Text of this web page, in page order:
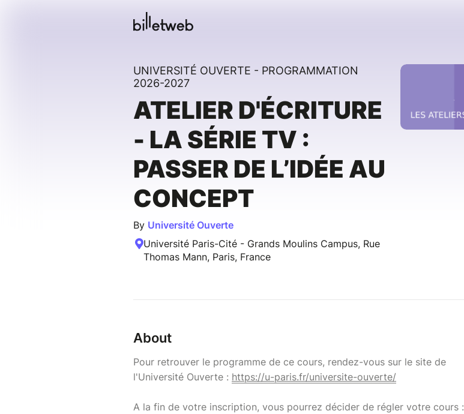
UNIVERSITÉ OUVERTE - PROGRAMMATION
2026-2027
ATELIER D'ÉCRITURE
- LA SÉRIE TV :
PASSER DE L’IDÉE AU
CONCEPT
By Université Ouverte
Université Paris-Cité - Grands Moulins Campus, Rue
Thomas Mann, Paris, France
About
Pour retrouver le programme de ce cours, rendez-vous sur le site de
l'Université Ouverte : https://u-paris.fr/universite-ouverte/
A la fin de votre inscription, vous pourrez décider de régler votre cours :